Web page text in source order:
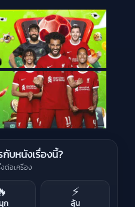
บหนังเรื่องนี้?
ต่อเครื่อง
ก
⚡
ลุ้น